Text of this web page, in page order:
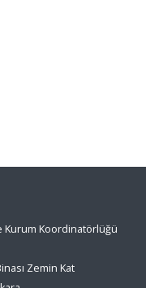
Kurum Koordinatörlüğü
Zemin Kat